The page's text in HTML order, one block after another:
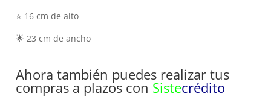
⭐ 16 cm de alto
🌟 23 cm de ancho
Ahora también puedes realizar tus
compras a plazos con Sistecrédito